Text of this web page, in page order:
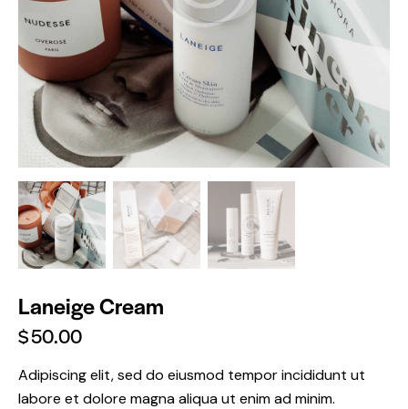
Laneige Cream
$50.00
Adipiscing elit, sed do eiusmod tempor incididunt ut
labore et dolore magna aliqua ut enim ad minim.